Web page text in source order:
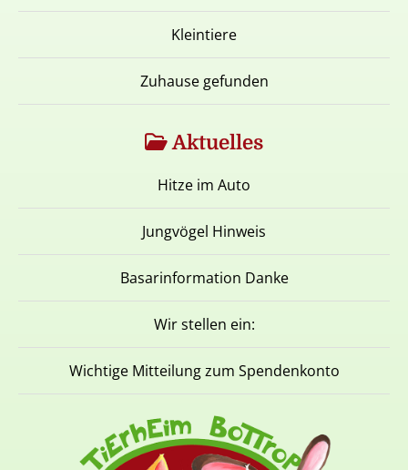
Kleintiere
Zuhause gefunden
Aktuelles
Hitze im Auto
Jungvögel Hinweis
Basarinformation Danke
Wir stellen ein:
Wichtige Mitteilung zum Spendenkonto